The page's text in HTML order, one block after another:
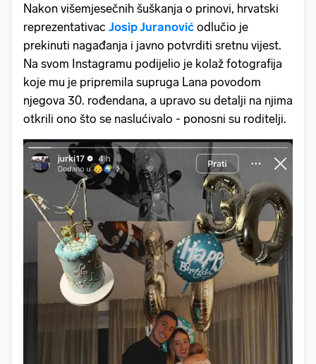
Nakon višemjesečnih šuškanja o prinovi, hrvatski
reprezentativac Josip Juranović odlučio je
prekinuti nagađanja i javno potvrditi sretnu vijest.
Na svom Instagramu podijelio je kolaž fotografija
koje mu je pripremila supruga Lana povodom
njegova 30. rođendana, a upravo su detalji na njima
otkrili ono što se naslućivalo - ponosni su roditelji.